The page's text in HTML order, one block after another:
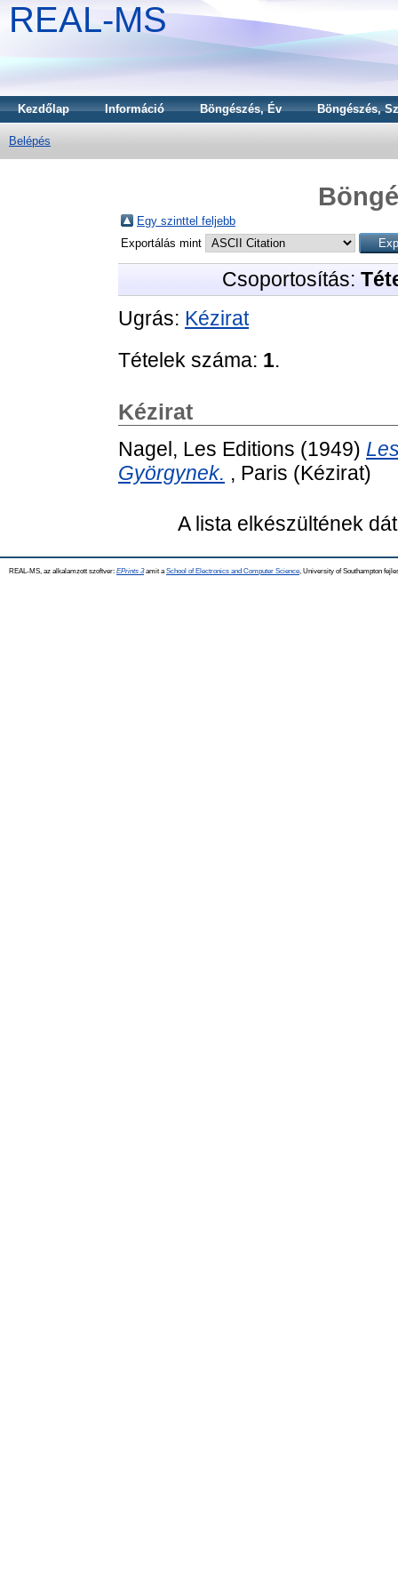
REAL-MS
Kezdőlap Információ Böngészés, Év Böngészés,
Belépés
Egy szinttel feljebb
Exportálás mint
Csoportosítás:
Ugrás: Kézirat
Tételek száma: 1.
Kézirat
Nagel, Les Editions (1949)
Györgynek. , Paris (Kézirat)
A lista elkészültének
REAL-MS, az alkalamzott szoftver: EPrints 3amit a School of Electronics and Computer Science , University of Southampton